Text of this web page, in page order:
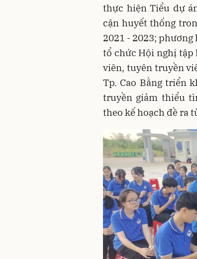
thực hiện Tiểu dự
cận huyết thống
2021 - 2023;
tổ chức Hội nghị tập
viên, tuyên truyền
Tp. Cao Bằng triển
truyền giảm thiểu
theo kế hoạch đề ra